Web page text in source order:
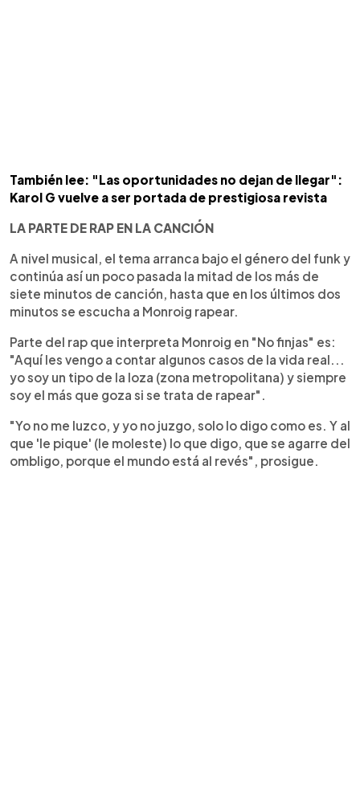
También lee: "Las oportunidades no dejan de llegar":
Karol G vuelve a ser portada de prestigiosa revista
LA PARTE DE RAP EN LA CANCIÓN
A nivel musical, el tema arranca bajo el género del funk y
continúa así un poco pasada la mitad de los más de
siete minutos de canción, hasta que en los últimos dos
minutos se escucha a Monroig rapear.
Parte del rap que interpreta Monroig en "No finjas" es:
"Aquí les vengo a contar algunos casos de la vida real...
yo soy un tipo de la loza (zona metropolitana) y siempre
soy el más que goza si se trata de rapear".
"Yo no me luzco, y yo no juzgo, solo lo digo como es. Y al
que 'le pique' (le moleste) lo que digo, que se agarre del
ombligo, porque el mundo está al revés", prosigue.